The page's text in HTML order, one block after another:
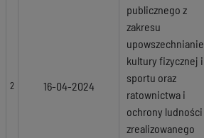
2 16-04-2024
publicznego z
zakresu
upowszechnianie
kultury fizycznej i
sportu oraz
ratownictwa i
ochrony ludności
zrealizowanego